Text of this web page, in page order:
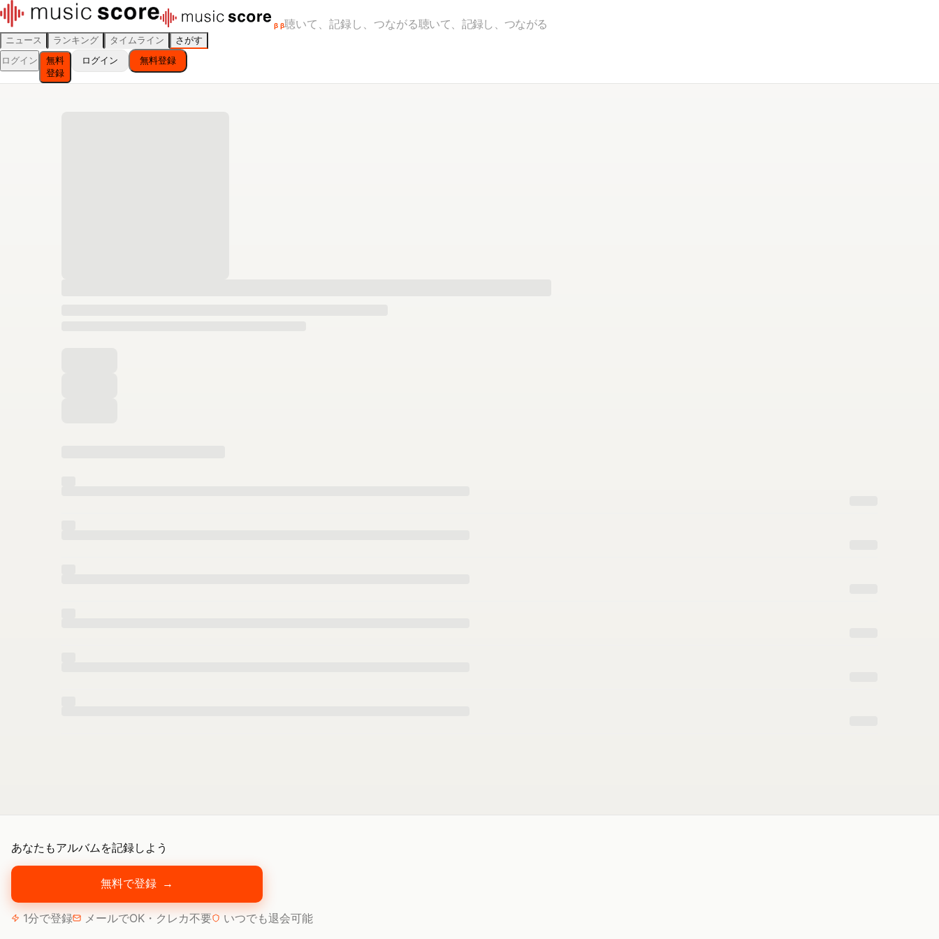
β β聴いて、記録し、つながる聴いて、記録し、つながる
ニュース ランキング タイムライン
さがす
ログイン
無料
登録
ログイン 無料登録
あなたもアルバムを記録しよう
無料で登録 →
1分で登録 メールでOK・クレカ不要 いつでも退会可能